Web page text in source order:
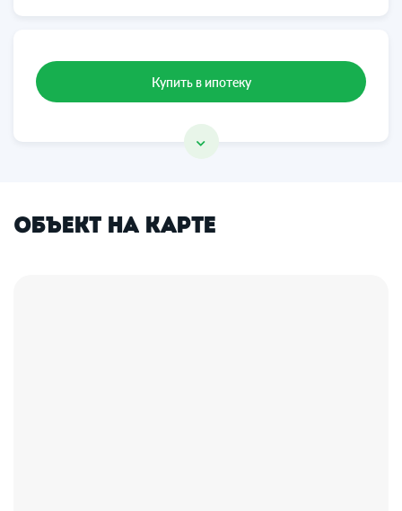
Купить в ипотеку
Объект на карте